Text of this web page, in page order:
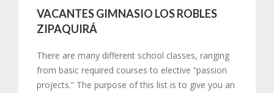
VACANTES GIMNASIO LOS ROBLES
ZIPAQUIRÁ
There are many different school classes, ranging
from basic required courses to elective “passion
projects.” The purpose of this list is to give you an